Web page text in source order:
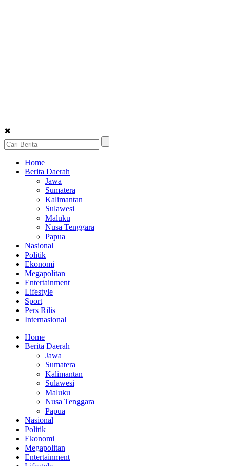
✖
Home
Berita Daerah
Jawa
Sumatera
Kalimantan
Sulawesi
Maluku
Nusa Tenggara
Papua
Nasional
Politik
Ekonomi
Megapolitan
Entertainment
Lifestyle
Sport
Pers Rilis
Internasional
Home
Berita Daerah
Jawa
Sumatera
Kalimantan
Sulawesi
Maluku
Nusa Tenggara
Papua
Nasional
Politik
Ekonomi
Megapolitan
Entertainment